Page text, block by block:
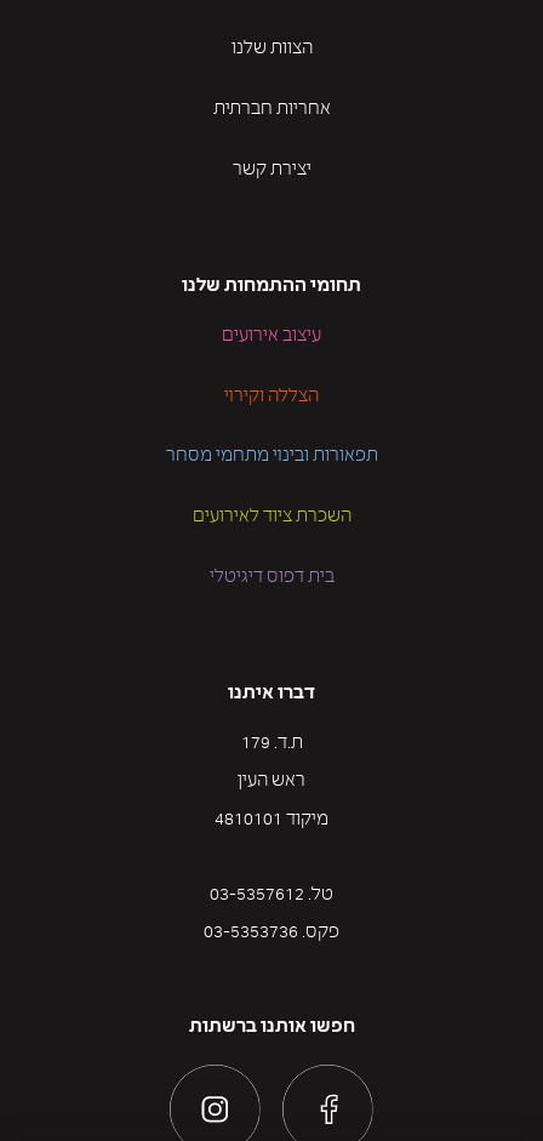
הצוות שלנו
אחריות חברתית
יצירת קשר
תחומי ההתמחות שלנו
עיצוב אירועים
הצללה וקירוי
תפאורות ובינוי מתחמי מסחר
השכרת ציוד לאירועים
בית דפוס דיגיטלי
דברו איתנו
ת.ד. 179
ראש העין
מיקוד 4810101
טל. 03-5357612
פקס. 03-5353736
חפשו אותנו ברשתות